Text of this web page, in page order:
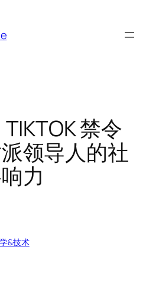
禁令
领导人的社
力
&技术